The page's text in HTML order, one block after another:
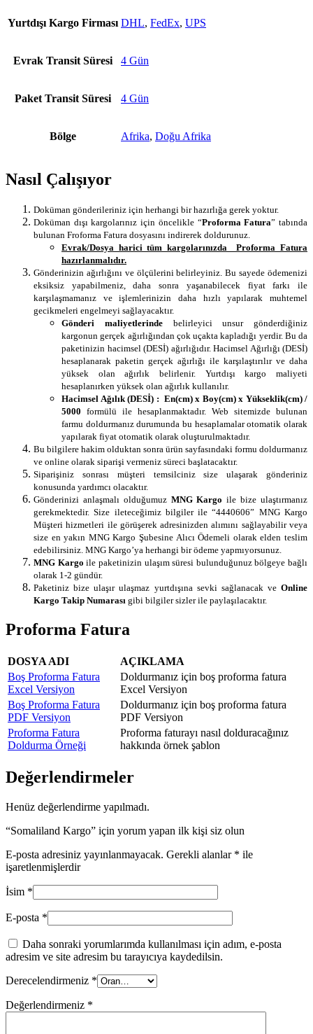
Yurtdışı Kargo Firması DHL, FedEx, UPS
Evrak Transit Süresi 4 Gün
Paket Transit Süresi 4 Gün
Bölge Afrika, Doğu Afrika
Nasıl Çalışıyor
Doküman gönderileriniz için herhangi bir hazırlığa gerek yoktur.
Doküman dışı kargolarınız için öncelikle “Proforma Fatura” tabında
bulunan Froforma Fatura dosyasını indirerek doldurunuz.
Evrak/Dosya harici tüm kargolarınızda Proforma Fatura
hazırlanmalıdır.
Gönderinizin ağırlığını ve ölçülerini belirleyiniz. Bu sayede ödemenizi
eksiksiz yapabilmeniz, daha sonra yaşanabilecek fiyat farkı ile
karşılaşmamanız ve işlemlerinizin daha hızlı yapılarak muhtemel
gecikmeleri engelmeyi sağlayacaktır.
Gönderi maliyetlerindebelirleyici unsur gönderdiğiniz
kargonun gerçek ağırlığından çok uçakta kapladığı yerdir. Bu da
paketinizin hacimsel (DESİ) ağırlığıdır. Hacimsel Ağırlığı (DESİ)
hesaplanarak paketin gerçek ağırlığı ile karşılaştırılır ve daha
yüksek olan ağırlık belirlenir. Yurtdışı kargo maliyeti
hesaplanırken yüksek olan ağırlık kullanılır.
Hacimsel Ağılık (DESİ) : En(cm) x Boy(cm) x Yükseklik(cm) /
5000 formülü ile hesaplanmaktadır. Web sitemizde bulunan
farmu doldurmanız durumunda bu hesaplamalar otomatik olarak
yapılarak fiyat otomatik olarak oluşturulmaktadır.
Bu bilgilere hakim olduktan sonra ürün sayfasındaki formu doldurmanız
ve online olarak siparişi vermeniz süreci başlatacaktır.
Siparişiniz sonrası müşteri temsilciniz size ulaşarak gönderiniz
konusunda yardımcı olacaktır.
Gönderinizi anlaşmalı olduğumuz MNG Kargo ile bize ulaştırmanız
gerekmektedir. Size ileteceğimiz bilgiler ile “4440606” MNG Kargo
Müşteri hizmetleri ile görüşerek adresinizden alımını sağlayabilir veya
size en yakın MNG Kargo Şubesine Alıcı Ödemeli olarak elden teslim
edebilirsiniz. MNG Kargo’ya herhangi bir ödeme yapmıyorsunuz.
MNG Kargo ile paketinizin ulaşım süresi bulunduğunuz bölgeye bağlı
olarak 1-2 gündür.
Paketiniz bize ulaşır ulaşmaz yurtdışına sevki sağlanacak ve Online
Kargo Takip Numarası gibi bilgiler sizler ile paylaşılacaktır.
Proforma Fatura
DOSYA ADI
AÇIKLAMA
Boş Proforma Fatura
Excel Versiyon
Doldurmanız için boş proforma fatura
Excel Versiyon
Boş Proforma Fatura
PDF Versiyon
Doldurmanız için boş proforma fatura
PDF Versiyon
Proforma Fatura
Doldurma Örneği
Proforma faturayı nasıl dolduracağınız
hakkında örnek şablon
Değerlendirmeler
Henüz değerlendirme yapılmadı.
“Somaliland Kargo” için yorum yapan ilk kişi siz olun
E-posta adresiniz yayınlanmayacak. Gerekli alanlar * ile
işaretlenmişlerdir
İsim *
E-posta *
Daha sonraki yorumlarımda kullanılması için adım, e-posta
adresim ve site adresim bu tarayıcıya kaydedilsin.
Derecelendirmeniz *
Değerlendirmeniz *